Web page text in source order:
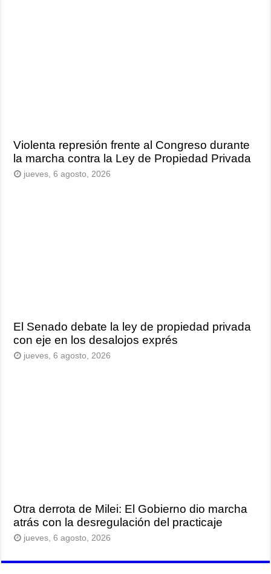
Violenta represión frente al Congreso durante
la marcha contra la Ley de Propiedad Privada
jueves, 6 agosto, 2026
El Senado debate la ley de propiedad privada
con eje en los desalojos exprés
jueves, 6 agosto, 2026
Otra derrota de Milei: El Gobierno dio marcha
atrás con la desregulación del practicaje
jueves, 6 agosto, 2026